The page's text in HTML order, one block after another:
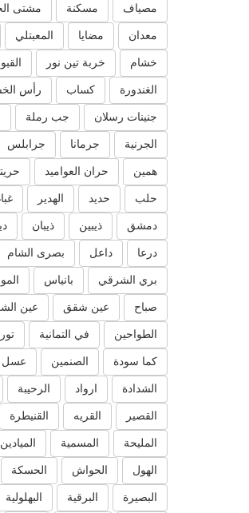
مصياف مسكنة مشتى
معدان مضايا المعبتلي
خشام خربة تين نور القبو
الغندورة كساب رأس
جنينات رسلان جب رملة
الجرنية جرمانا جرابلس
همين حران العواميد
حلب حديد الهدير
دمشق ذيبين ذيبان
درعا داعل بصرى الشام
بري الشرقي بانياس
صباح عين شقق عين
الطواحين في التمانية
كما سودة الصنمين عسل
الشدادة ارواد الرحيبة
القصير القريه القنيطرة
المليحة المسمية الميادين
الهول الحواش الحسكة
البصيرة البرقية البهلولية